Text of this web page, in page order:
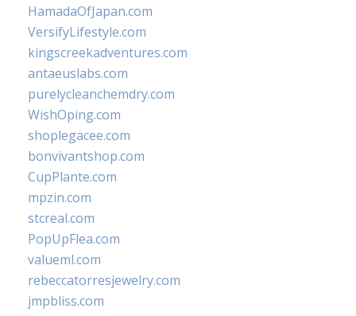
HamadaOfJapan.com
VersifyLifestyle.com
kingscreekadventures.com
antaeuslabs.com
purelycleanchemdry.com
WishOping.com
shoplegacee.com
bonvivantshop.com
CupPlante.com
mpzin.com
stcreal.com
PopUpFlea.com
valueml.com
rebeccatorresjewelry.com
jmpbliss.com